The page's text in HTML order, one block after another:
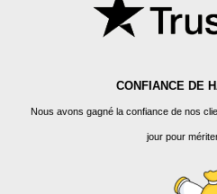
CONFIANCE DE
Nous avons gagné la confiance de nos
jour pour